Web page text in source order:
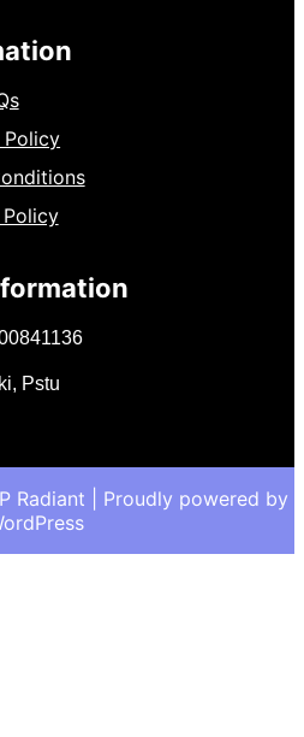
Policy
Policy
Pstu
Radiant | Proudly powered by